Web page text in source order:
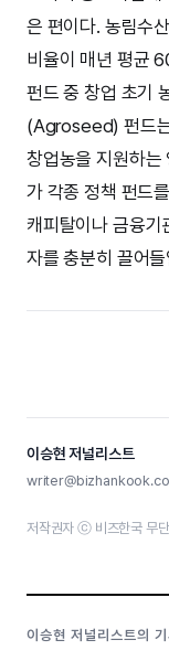
은 편이다. 농림수
비율이 매년 평균
펀드 중 창업 초기
(Agroseed) 펀드
창업농을 지원하
가 각종 정책 펀드
캐피탈이나 금융기
자를 충분히 끌어
이승현 저널리스트
저작권자 ⓒ 비즈한국 무
이승현 저널리스트의